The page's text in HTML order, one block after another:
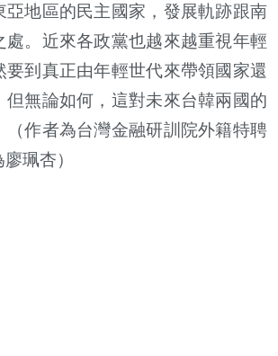
亞地區的民主國家，發展軌跡跟南
處。近來各政黨也越來越重視年輕
要到真正由年輕世代來帶領國家還
但無論如何，這對未來台韓兩國的
（作者為台灣金融研訓院外籍特聘
廖珮杏）